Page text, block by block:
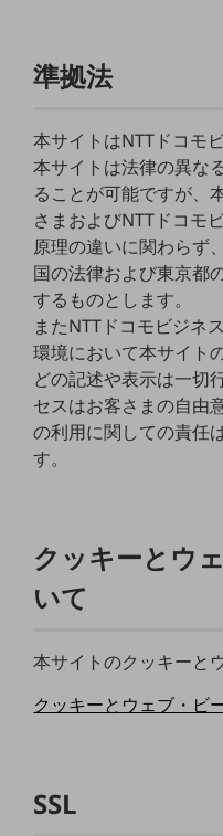
課題・ニーズで探す
課題・ニーズで探すTOP
コミュニケーション・情報共有
マーケティング
業務効率化
災害対策
職場環境整備
地域共創・地方創生
セキュリティ対策
遠隔監視
顧客体験（CX）改善
業種・業態で探す
業種・業態で探すTOP
一次産業
医療・介護
準拠法
本サイトはNTTドコモ
本サイトは法律の異な
ることが可能ですが、
さまおよびNTTドコモ
原理の違いに関わらず
国の法律および東京都
するものとします。
またNTTドコモビジネ
環境において本サイト
どの記述や表示は一切
セスはお客さまの自由
の利用に関しての責任
す。
クッキーとウ
いて
本サイトのクッキーと
クッキーとウェブ・ビ
SSL